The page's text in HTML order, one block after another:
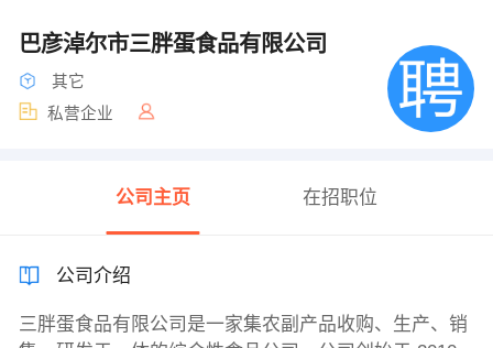
巴彦淖尔市三胖蛋食品有限公司
其它
私营企业
公司主页 在招职位
公司介绍
三胖蛋食品有限公司是一家集农副产品收购、生产、销